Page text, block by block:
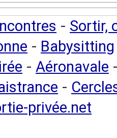
- Sortir,
- Babysitting
- Aéronavale
-
privée.net